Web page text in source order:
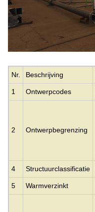
Nr. Beschrijving
1 Ontwerpcodes
2 Ontwerpbegrenzing
4 Structuurclassificatie
5 Warmverzinkt